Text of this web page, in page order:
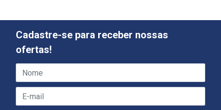
Cadastre-se para receber nossas
ofertas!